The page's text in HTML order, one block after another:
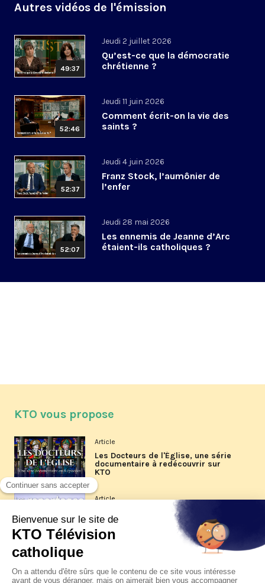
Autres vidéos de l'émission
49:37
Jeudi 2 juillet 2026
Qu’est-ce que la démocratie
chrétienne ?
52:46
Jeudi 11 juin 2026
Comment écrit-on la vie des
saints ?
52:37
Jeudi 4 juin 2026
Franz Stock, l’aumônier de
l’enfer
52:07
Jeudi 28 mai 2026
Les ennemis de Jeanne d’Arc
étaient-ils catholiques ?
KTO vous propose
Article
Les Docteurs de l'Église, une série
documentaire à redécouvrir sur
KTO
Article
Les reportages d'été 2026 de KTO
La visite pastorale du pape Léon
XIV à Assise à suivre sur KTO le